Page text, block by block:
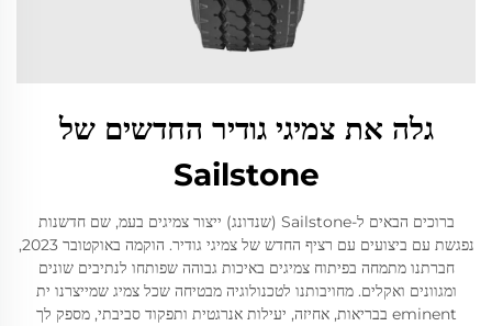
גלה את צמיגי גודיר החדשים של
Sailstone
ברוכים הבאים ל-Sailstone (שנדונג) ייצור צמיגים בעמ, שם חדשנות
נפגשת עם ביצועים עם רציף החדש של צמיגי גודיר. הוקמה באוקטובר 2023,
חברתנו מתמחה בפיתוח צמיגים באיכות גבוהה שפותחו לנתיבים שונים
ומגוונים ואקלים. מחויבותנו לטכנולוגיה מבטיחה שכל צמיג שמייצרנו ית
eminent בבריאות, אחיזה, יעילות אנרגטית ותפקוד סביבתי, מספק לך